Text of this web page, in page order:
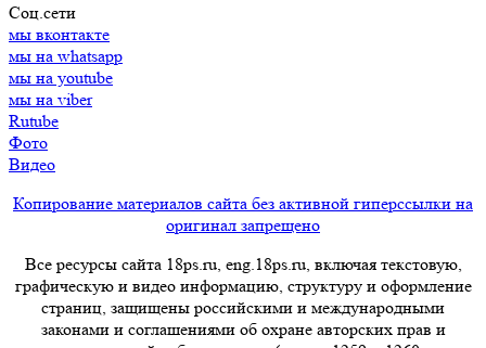
Соц.сети
мы вконтакте
мы на whatsapp
мы на youtube
мы на viber
Rutube
Фото
Видео
Копирование материалов сайта без активной гиперссылки на
оригинал запрещено
Все ресурсы сайта 18ps.ru, eng.18ps.ru, включая текстовую,
графическую и видео информацию, структуру и оформление
страниц, защищены российскими и международными
законами и соглашениями об охране авторских прав и